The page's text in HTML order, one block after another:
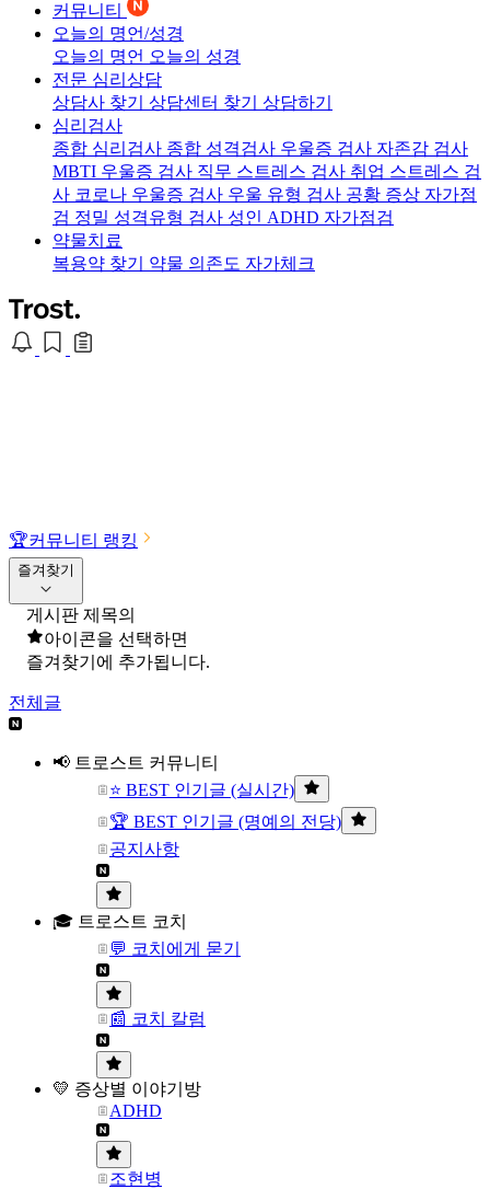
커뮤니티
오늘의 명언/성경
오늘의 명언 오늘의 성경
전문 심리상담
상담사 찾기 상담센터 찾기 상담하기
심리검사
종합 심리검사 종합 성격검사 우울증 검사 자존감 검사
MBTI 우울증 검사 직무 스트레스 검사 취업 스트레스 검
사 코로나 우울증 검사 우울 유형 검사 공황 증상 자가점
검 정밀 성격유형 검사 성인 ADHD 자가점검
약물치료
복용약 찾기 약물 의존도 자가체크
🏆커뮤니티 랭킹
즐겨찾기
게시판 제목의
아이콘을 선택하면
즐겨찾기에 추가됩니다.
전체글
📢 트로스트 커뮤니티
⭐ BEST 인기글 (실시간)
🏆 BEST 인기글 (명예의 전당)
공지사항
🎓 트로스트 코치
💬 코치에게 묻기
📰 코치 칼럼
💛 증상별 이야기방
ADHD
조현병